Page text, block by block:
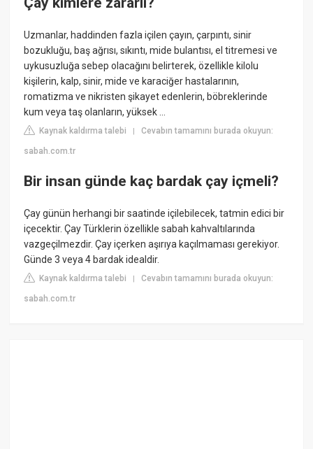
Uzmanlar, haddinden fazla içilen çayın, çarpıntı, sinir
bozukluğu, baş ağrısı, sıkıntı, mide bulantısı, el titremesi ve
uykusuzluğa sebep olacağını belirterek, özellikle kilolu
kişilerin, kalp, sinir, mide ve karaciğer hastalarının,
romatizma ve nikristen şikayet edenlerin, böbreklerinde
kum veya taş olanların, yüksek ...
Kaynak kaldırma talebi |Cevabın tamamını burada okuyun:
sabah.com.tr
Bir insan günde kaç bardak çay içmeli?
Çay günün herhangi bir saatinde içilebilecek, tatmin edici bir
içecektir. Çay Türklerin özellikle sabah kahvaltılarında
vazgeçilmezdir. Çay içerken aşırıya kaçılmaması gerekiyor.
Günde 3 veya 4 bardak idealdir.
Kaynak kaldırma talebi |Cevabın tamamını burada okuyun:
sabah.com.tr